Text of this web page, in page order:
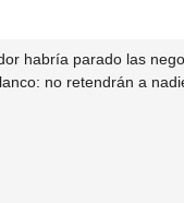
habría parado las
no retendrán a